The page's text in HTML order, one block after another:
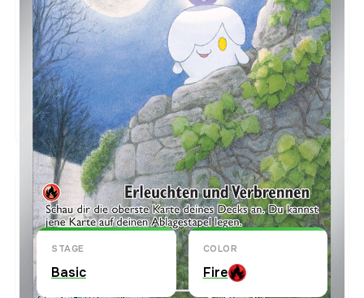
€33,52
Holofoil
Preise werden täglich aktualisiert.
Karten-Info Englische Version →
STAGE
Basic
COLOR
Fire